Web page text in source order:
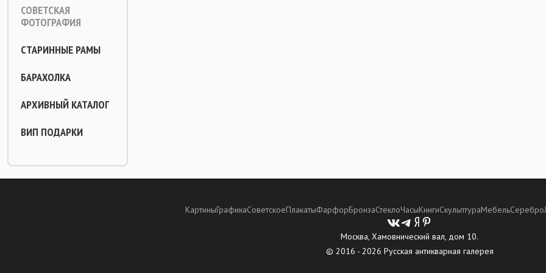
СОВЕТСКАЯ
ФОТОГРАФИЯ
СТАРИННЫЕ РАМЫ
БАРАХОЛКА
АРХИВНЫЙ КАТАЛОГ
ВИП ПОДАРКИ
КартиныГрафикаСоветскоеПлакатыФарфорБронзаСтеклоЧасыКнигиСкульптураМебельСеребро
Москва, Хамовнический вал, дом 10.
© 2016 - 2026 Русская антикварная галерея